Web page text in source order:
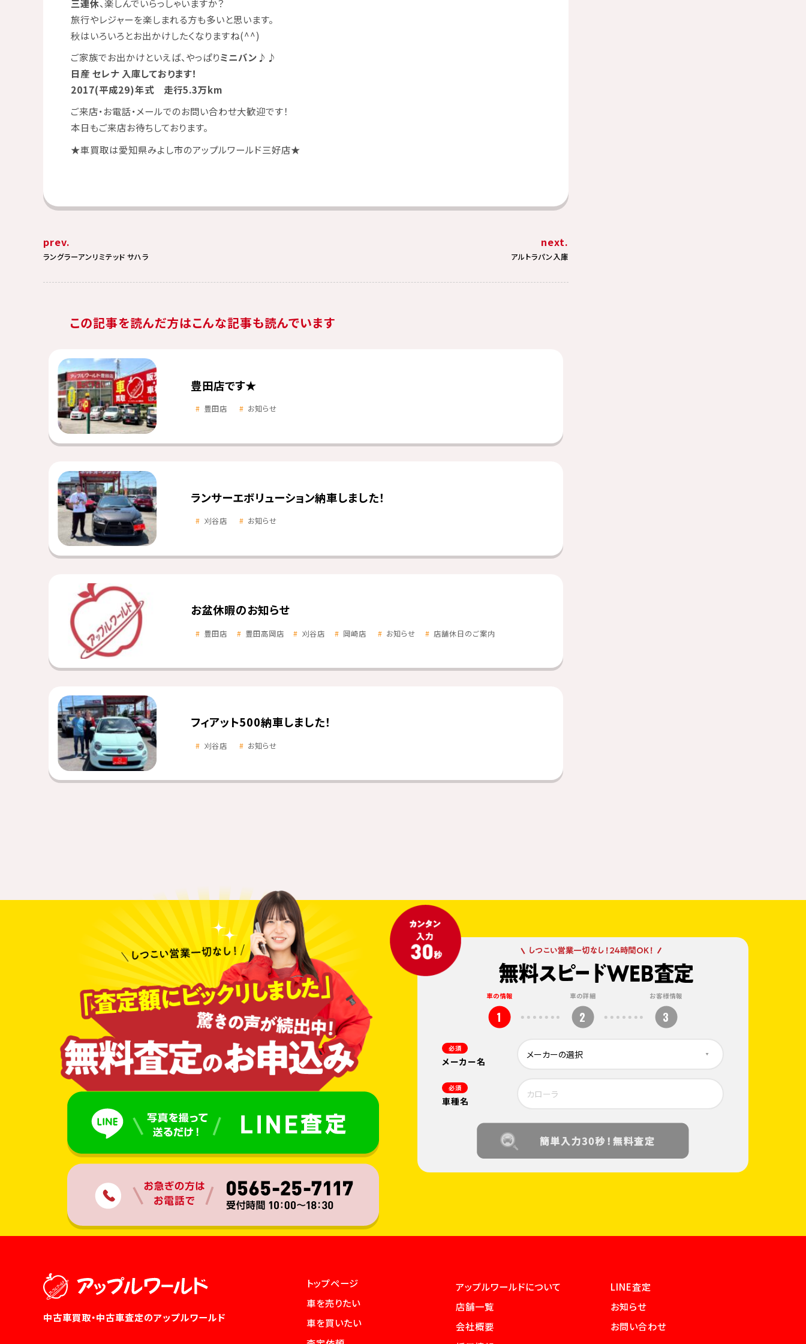
三連休、楽しんでいらっしゃいますか？
旅行やレジャーを楽しまれる方も多いと思います。
秋はいろいろとお出かけしたくなりますね(^^)
ご家族でお出かけといえば、やっぱりミニバン ♪♪
日産 セレナ 入庫しております！
2017(平成29)年式 走行5.3万km
ご来店・お電話・メールでのお問い合わせ大歓迎です！
本日もご来店お待ちしております。
★車買取は愛知県みよし市のアップルワールド三好店★
prev.
ラングラーアンリミテッド サハラ
next.
アルトラパン入庫
この記事を読んだ方はこんな記事も読んでいます
豊田店です★
豊田店 お知らせ
ランサーエボリューション納車しました！
刈谷店 お知らせ
お盆休暇のお知らせ
豊田店 豊田高岡店 刈谷店 岡崎店 お知らせ 店舗休日のご案内
フィアット500納車しました！
刈谷店 お知らせ
車の情報
1
車の詳細
2
お客様情報
3
必須
メーカー名
必須
車種名
中古車買取・中古車査定のアップルワールド
トップページ
車を売りたい
車を買いたい
アップルワールドについて
店舗一覧
会社概要
LINE査定
お知らせ
お問い合わせ